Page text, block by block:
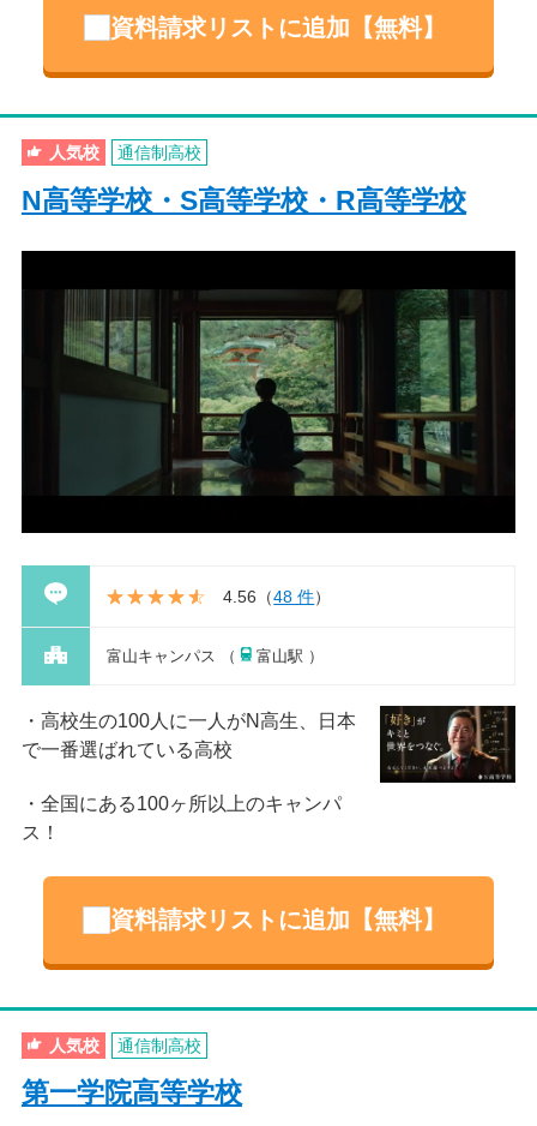
資料請求リストに追加【無料】
人気校 通信制高校
N高等学校・S高等学校・R高等学校
4.56 （48 件）
富山キャンパス （ 富山駅 ）
高校生の100人に一人がN高生、日本
で一番選ばれている高校
全国にある100ヶ所以上のキャンパ
ス！
資料請求リストに追加【無料】
人気校 通信制高校
第一学院高等学校